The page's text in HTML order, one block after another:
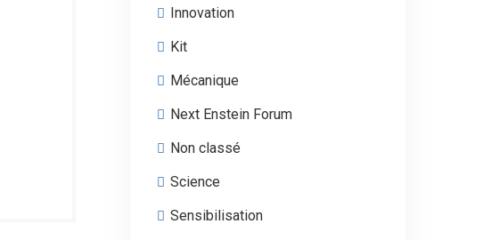
Innovation
Kit
Mécanique
Next Enstein Forum
Non classé
Science
Sensibilisation